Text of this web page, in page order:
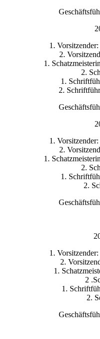
1.
2.
1.
2.
1.
2.
1.
2.
1.
2.
1.
2.
1.
2.
1.
2
1.
2.